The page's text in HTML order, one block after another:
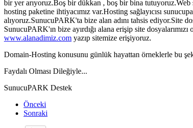
bir yer arıyoruz.Boş bir dükkan , boş bir bina
hosting paketine ihtiyacımız var.Hosting sağlayıcısı
alıyoruz.SunucuPARK'ta bize alan adını tahsis ediyor.Site
SunucuPARK'ın bize ayırdığı alana erişip site
www.alanadimiz.com yazıp sitemize erişiyoruz.
Domain-Hosting konusunu günlük hayattan örneklerle bu
Faydalı Olması Dileğiyle...
SunucuPARK Destek
Önceki
Sonraki